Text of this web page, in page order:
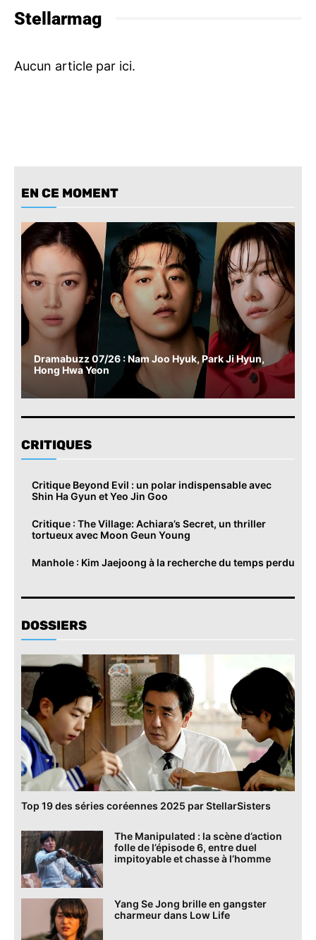
Stellarmag
EN CE MOMENT
Dramabuzz 07/26 : Nam Joo Hyuk, Park Ji Hyun,
Hong Hwa Yeon
CRITIQUES
Critique Beyond Evil : un polar indispensable avec
Shin Ha Gyun et Yeo Jin Goo
Critique : The Village: Achiara’s Secret, un thriller
tortueux avec Moon Geun Young
Manhole : Kim Jaejoong à la recherche du temps perdu
DOSSIERS
Top 19 des séries coréennes 2025 par StellarSisters
The Manipulated : la scène d’action
folle de l’épisode 6, entre duel
impitoyable et chasse à l’homme
Yang Se Jong brille en gangster
charmeur dans Low Life